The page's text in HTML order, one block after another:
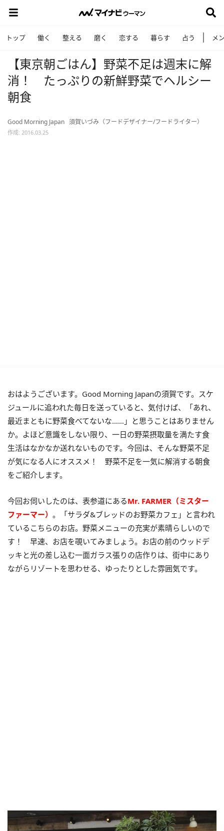
トップ 働く 整える 磨く 恋する 暮らす 占う メ
【東京朝ごはん】野菜不足は週末に解
消！ たっぷりの新鮮野菜でヘルシー
朝食
Good Morning Japan 須賀いづみ（フードデザイナー/フードライター）
作成: 2016.03.25
おはようございます。Good Morning Japanの須賀です。スケ
ジュールに追われた毎日を送っていると、気付けば、「あれ、
最近まともに野菜食べてないな……」と思うことはありません
か。よほど意識をしない限り、一日の野菜摂取量を満たす食
生活はなかなか送れないものです。今回は、そんな野菜不足
が気になる人にオススメ！ 野菜不足を一気に解消する朝食
をご紹介します。
今回お伺いしたのは、表参道にあるMr. FARMER（ミスター
ファーマー） 。「サラダ&ブレッドのお野菜カフェ」と言われ
ているこちらのお店。野菜メニューの充実が素晴らしいので
す！ 早速、お店を覗いてみましょう。お店の前のウッドデ
ッキと光の差し込む一面ガラス張りの店作りは、街中にあり
ながらリゾートを思わせる、ゆったりとした雰囲気です。